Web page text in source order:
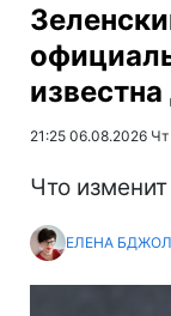
известна
21:25 06.08.2026 Чт
Что
ЕЛЕНА